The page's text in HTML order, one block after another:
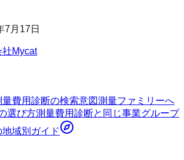
7月17日
社Mycat
量費用診断の検索意図測量ファミリーへ
選び方測量費用診断と同じ事業グループ
地域別ガイド